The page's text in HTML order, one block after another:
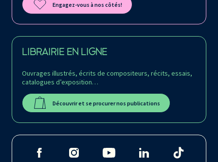
Engagez-vous à nos côtés!
LIBRAIRIE EN LIGNE
Ouvrages illustrés, écrits de compositeurs, récits, essais,
catalogues d’exposition…
Découvrir et se procurer nos publications